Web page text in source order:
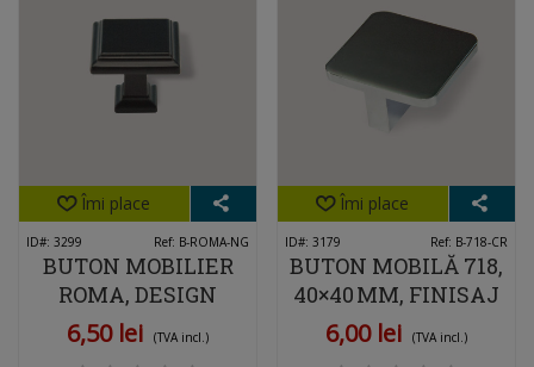
Îmi place
ID#: 3299 Ref: B-ROMA-NG
BUTON MOBILIER
ROMA, DESIGN
CLASIC ȘI ELEGANT,
NEGRU
6,50 lei (TVA incl.)
Îmi place
ID#: 3179 Ref: B-718-CR
BUTON MOBILĂ 718,
40×40 MM, FINISAJ
MODERN, CROM
6,00 lei (TVA incl.)